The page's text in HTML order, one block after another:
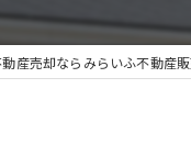
産売却ならみらいふ不動産